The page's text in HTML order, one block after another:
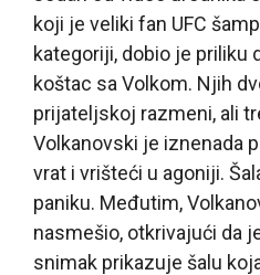
koji je veliki fan UFC
kategoriji, dobio je priliku
koštac sa Volkom. Njih
prijateljskoj razmeni, ali
Volkanovski je iznenada
vrat i vrišteći u agoniji.
paniku. Međutim,
nasmešio, otkrivajući da
snimak prikazuje šalu